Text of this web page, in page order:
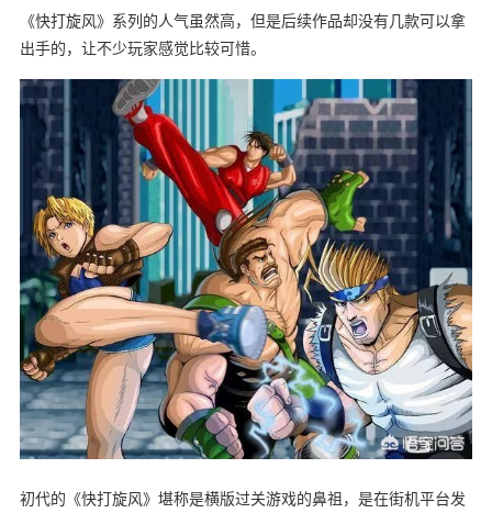
《快打旋风》系列的人气虽然高，但是后续作品却没有几款可以拿
出手的，让不少玩家感觉比较可惜。
初代的《快打旋风》堪称是横版过关游戏的鼻祖，是在街机平台发